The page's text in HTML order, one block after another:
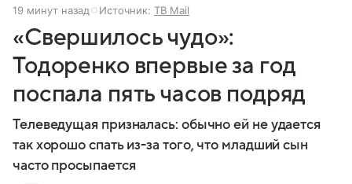
20 минут назад Источник:ТВ Mail
«Свершилось чудо»:
Тодоренко впервые за год
поспала пять часов подряд
Телеведущая призналась: обычно ей не удается
так хорошо спать из-за того, что младший сын
часто просыпается